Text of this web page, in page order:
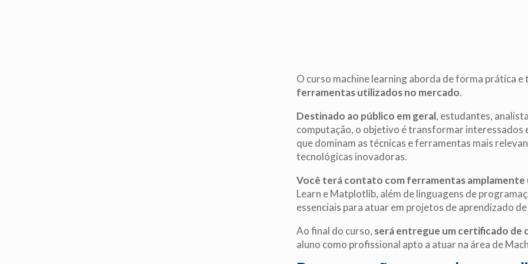
O curso machine learning aborda de forma prática
ferramentas utilizados no mercado.
Destinado ao público em geral, estudantes,
computação, o objetivo é transformar interessados
que dominam as técnicas e ferramentas mais
tecnológicas inovadoras.
Você terá contato com ferramentas amplamente
Learn e Matplotlib, além de linguagens de
essenciais para atuar em projetos de aprendizado
Ao final do curso, será entregue um certificado de
aluno como profissional apto a atuar na área de